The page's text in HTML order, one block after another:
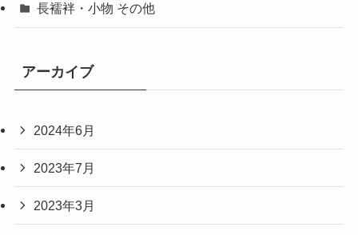
長襦袢・小物 その他
アーカイブ
2024年6月
2023年7月
2023年3月